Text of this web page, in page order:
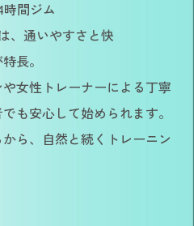
間ジム
、通いやすさと快
長。
女性トレーナーによる丁寧
も安心して始められます。
ら、自然と続くトレーニン